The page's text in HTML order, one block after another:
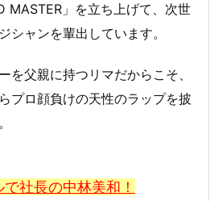
MASTER」を立ち上げて、次世
シャンを輩出しています。
を父親に持つリマだからこそ、
プロ顔負けの天性のラップを披
社長の中林美和！